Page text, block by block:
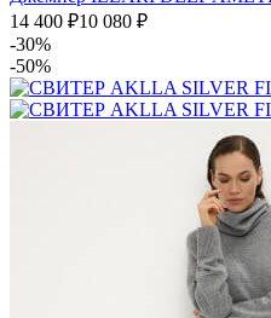
14 400 ₽10 080 ₽
-30%
-50%